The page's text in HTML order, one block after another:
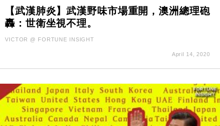
【武漢肺炎】武漢野味市場重開，澳洲總理砲
轟：世衛坐視不理。
VICTOR @ FORTUNE INSIGHT
April 14, 2020